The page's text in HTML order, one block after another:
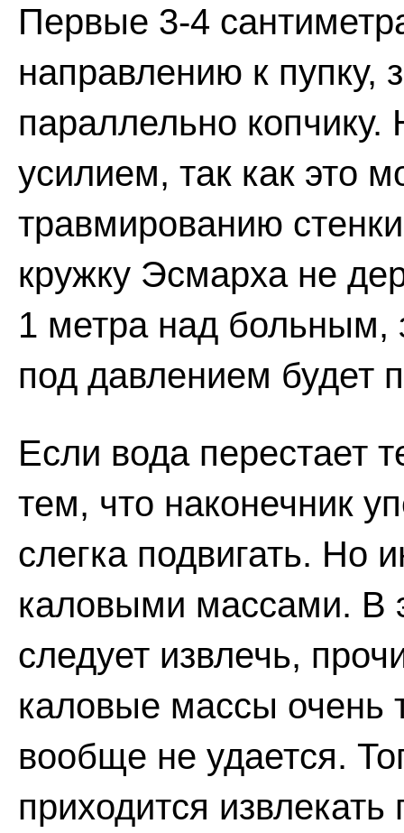
Первые 3-4
направлению к пупку,
параллельно копчику.
усилием, так как это
травмированию
кружку Эсмарха не
1 метра над больным,
под давлением будет
Если вода перестает
тем, что наконечник
слегка подвигать. Но
каловыми массами. В
следует извлечь,
каловые массы очень
вообще не удается.
приходится